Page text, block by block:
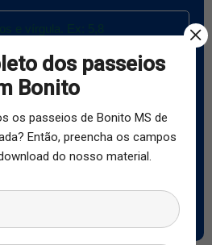
interesse
Mergulhos
Rapel
Pesca Outros
saber valores
dos passeios
Bonito
os passeios de Bonito MS de
Então, preencha os campos
do nosso material.